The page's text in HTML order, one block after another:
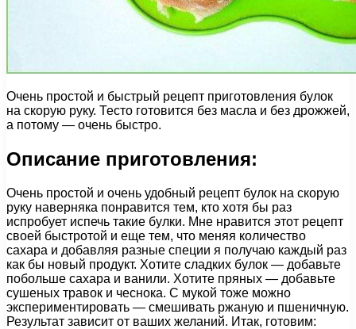
Очень простой и быстрый рецепт приготовления булок
на скорую руку. Тесто готовится без масла и без дрожжей,
а потому — очень быстро.
Описание приготовления:
Очень простой и очень удобный рецепт булок на скорую
руку наверняка понравится тем, кто хотя бы раз
испробует испечь такие булки. Мне нравится этот рецепт
своей быстротой и еще тем, что меняя количество
сахара и добавляя разные специи я получаю каждый раз
как бы новый продукт. Хотите сладких булок — добавьте
побольше сахара и ванили. Хотите пряных — добавьте
сушеных травок и чеснока. С мукой тоже можно
экспериментировать — смешивать ржаную и пшеничную.
Результат зависит от ваших желаний. Итак, готовим: